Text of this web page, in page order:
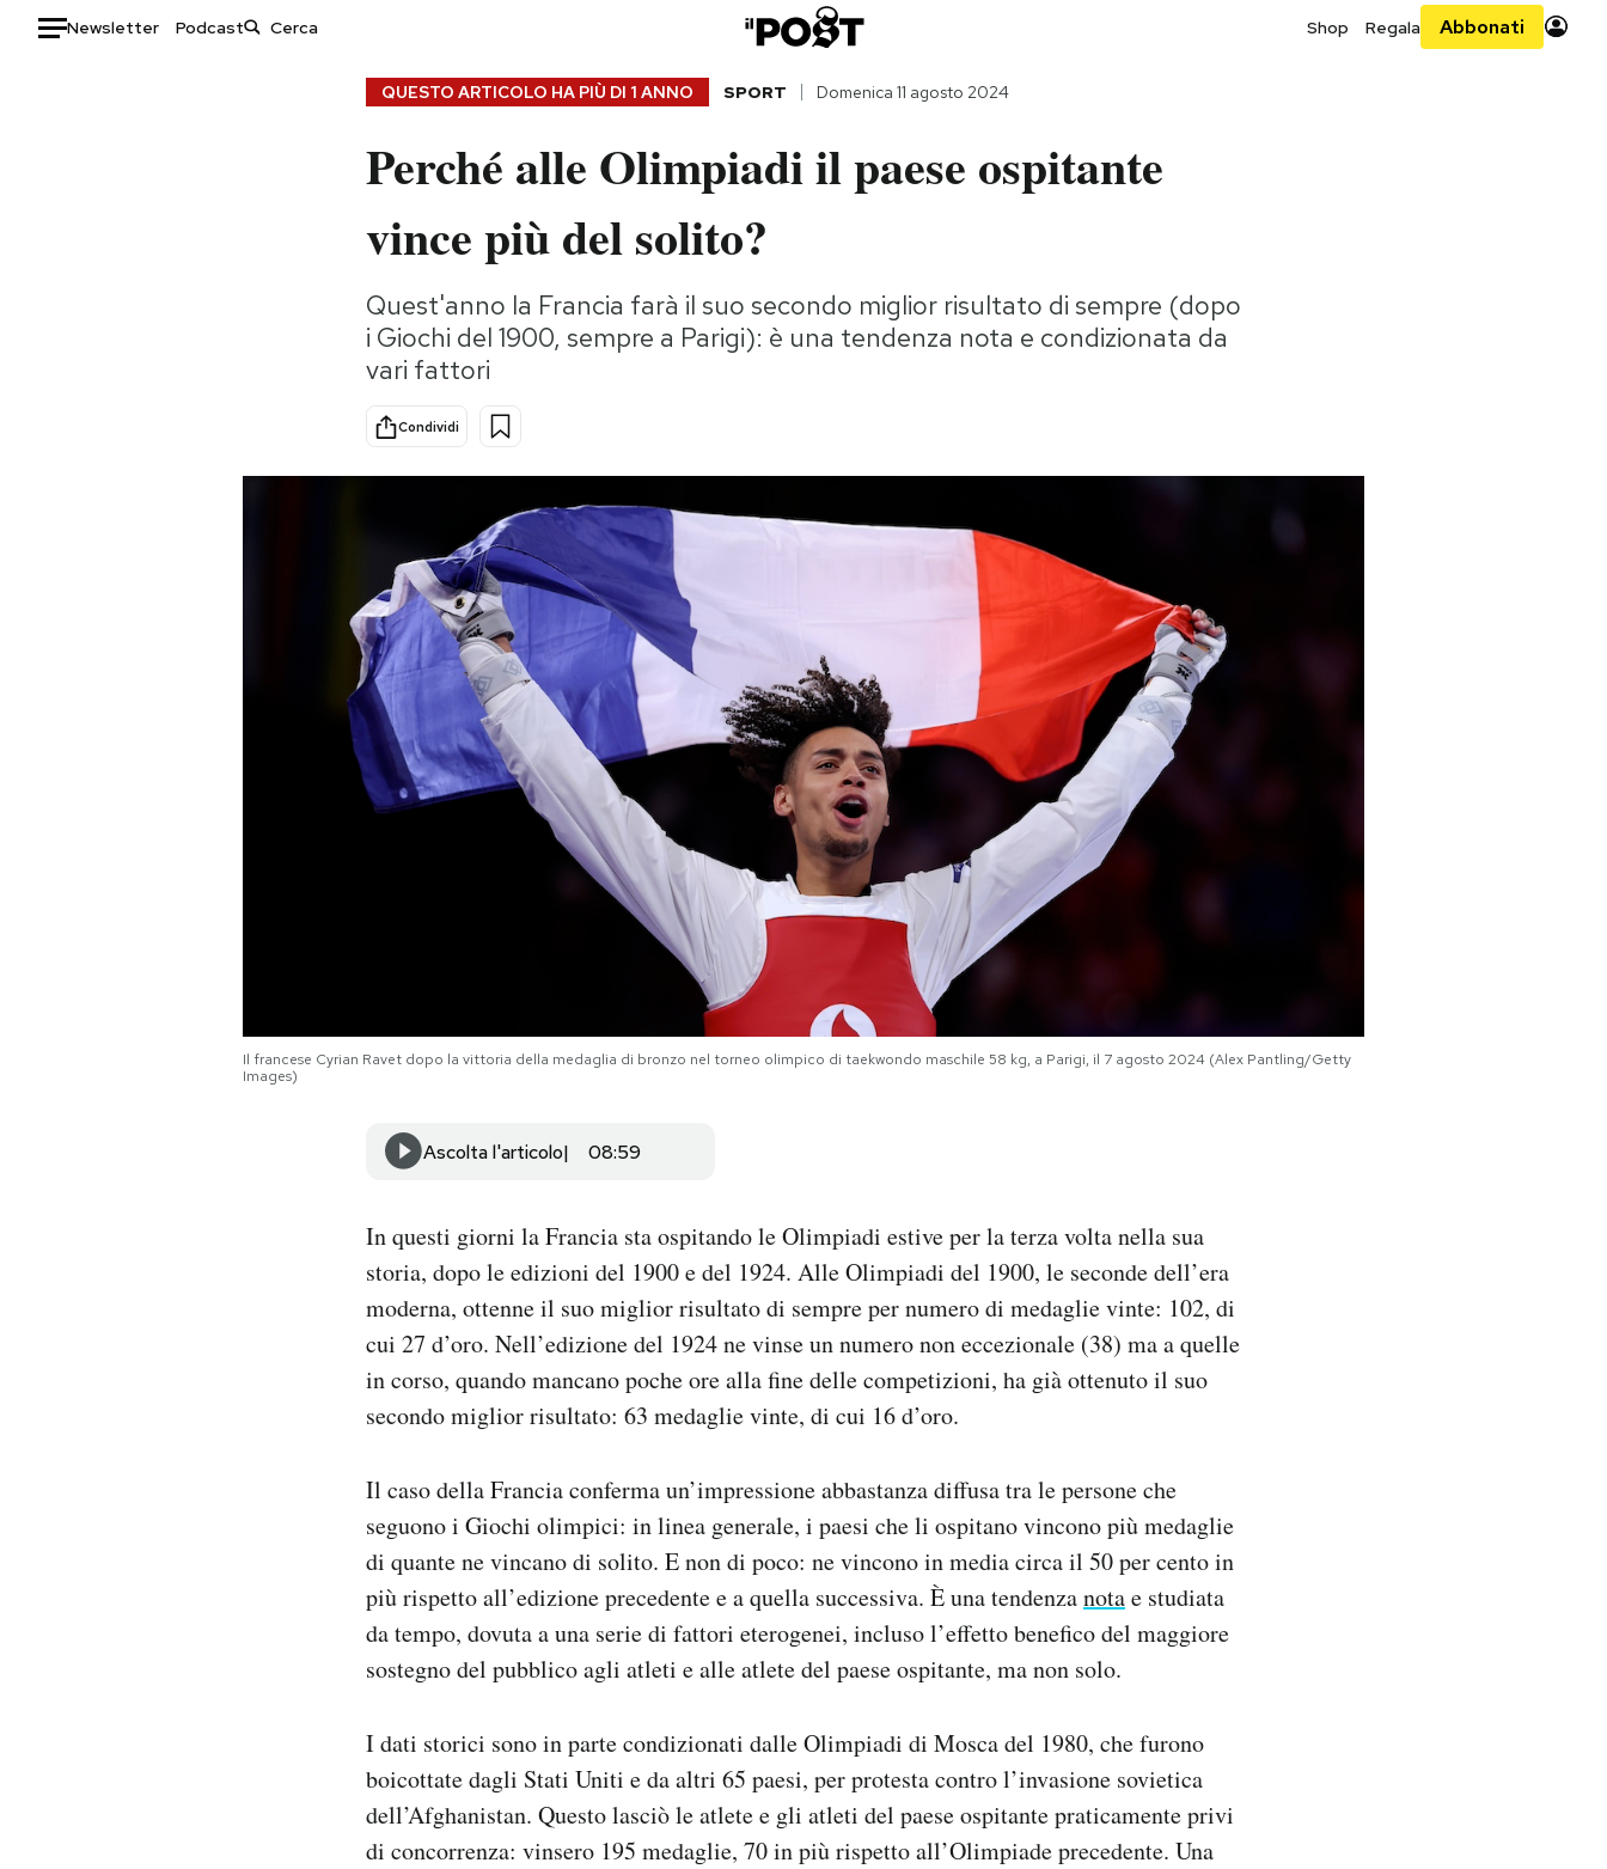
Newsletter Podcast Shop Regala Abbonati
Storie/Idee
Ok Boomer!
Altrecose
Mondiali calcio 2026
QUESTO ARTICOLO HA PIÙ DI 1 ANNO SPORT Domenica 11 agosto 2024
Perché alle Olimpiadi il paese ospitante
vince più del solito?
Quest'anno la Francia farà il suo secondo miglior risultato di sempre (dopo
i Giochi del 1900, sempre a Parigi): è una tendenza nota e condizionata da
vari fattori
Condividi
Il francese Cyrian Ravet dopo la vittoria della medaglia di bronzo nel torneo olimpico di taekwondo maschile 58 kg, a Parigi, il 7 agosto 2024 (Alex Pantling/Getty
Images)
Ascolta l'articolo 08:59
In questi giorni la Francia sta ospitando le Olimpiadi estive per la terza volta nella sua
storia, dopo le edizioni del 1900 e del 1924. Alle Olimpiadi del 1900, le seconde dell’era
moderna, ottenne il suo miglior risultato di sempre per numero di medaglie vinte: 102, di
cui 27 d’oro. Nell’edizione del 1924 ne vinse un numero non eccezionale (38) ma a quelle
in corso, quando mancano poche ore alla fine delle competizioni, ha già ottenuto il suo
secondo miglior risultato: 63 medaglie vinte, di cui 16 d’oro.
Il caso della Francia conferma un’impressione abbastanza diffusa tra le persone che
seguono i Giochi olimpici: in linea generale, i paesi che li ospitano vincono più medaglie
di quante ne vincano di solito. E non di poco: ne vincono in media circa il 50 per cento in
più rispetto all’edizione precedente e a quella successiva. È una tendenzanotae studiata
da tempo, dovuta a una serie di fattori eterogenei, incluso l’effetto benefico del maggiore
sostegno del pubblico agli atleti e alle atlete del paese ospitante, ma non solo.
I dati storici sono in parte condizionati dalle Olimpiadi di Mosca del 1980, che furono
boicottate dagli Stati Uniti e da altri 65 paesi, per protesta contro l’invasione sovietica
dell’Afghanistan. Questo lasciò le atlete e gli atleti del paese ospitante praticamente privi
di concorrenza: vinsero 195 medaglie, 70 in più rispetto all’Olimpiade precedente. Una